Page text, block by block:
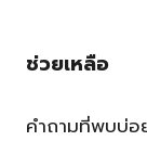
ช่วยเหลือ
คำถามที่พบบ่อ